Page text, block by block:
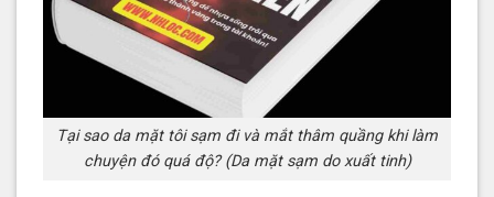
Tại sao da mặt tôi sạm đi và mắt thâm quầng khi làm
chuyện đó quá độ? (Da mặt sạm do xuất tinh)